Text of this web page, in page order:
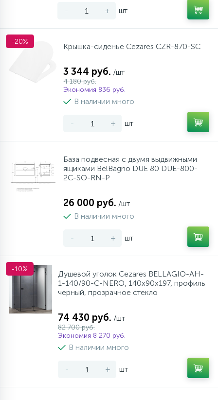
- + шт
-20%
Крышка-сиденье Cezares CZR-870-SC
3 344 руб. /шт
4 180 руб.
Экономия 836 руб.
В наличии много
- + шт
База подвесная с двумя выдвижными
ящиками BelBagno DUE 80 DUE-800-
2C-SO-RN-P
26 000 руб. /шт
В наличии много
- + шт
-10%
Душевой уголок Cezares BELLAGIO-AH-
1-140/90-C-NERO, 140х90х197, профиль
черный, прозрачное стекло
74 430 руб. /шт
82 700 руб.
Экономия 8 270 руб.
В наличии много
- + шт